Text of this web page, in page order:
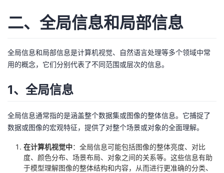
坛
圈
的
播
我
活
动
的
关
注
我
的
开
我
的
我
二、全局信息和局部信息
全局信息和局部信息是计算机视觉、自然语言处理等多个领域中常
用的概念，它们分别代表了不同范围或层次的信息。
1、全局信息
全局信息通常指的是涵盖整个数据集或图像的整体信息。它捕捉了
数据或图像的宏观特征，提供了对整个场景或对象的全面理解。
在计算机视觉中：全局信息可能包括图像的整体亮度、对比
度、颜色分布、场景布局、对象之间的关系等。这些信息有助
于模型理解图像的整体结构和内容，从而进行更准确的分类、